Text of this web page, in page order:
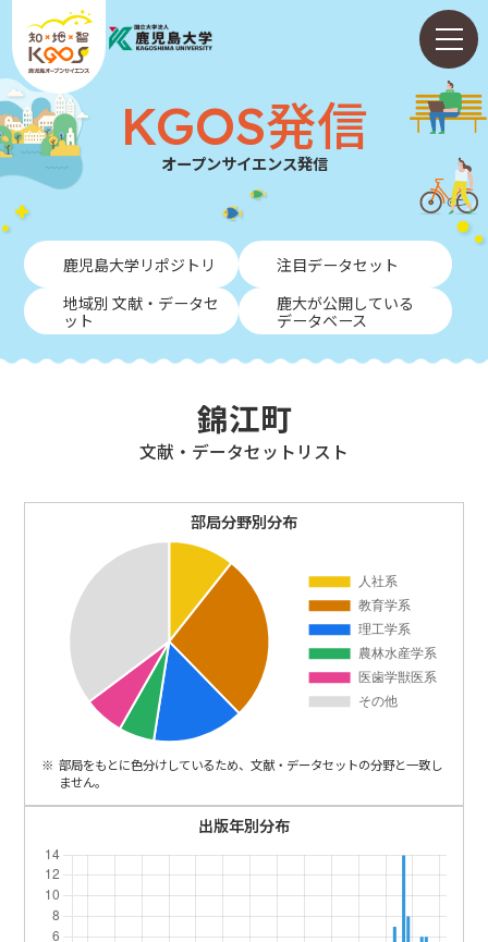
KGOS発信
オープンサイエンス発信
鹿児島大学リポジトリ
注目データセット
地域別 文献・データセ
ット
鹿大が公開している
データベース
錦江町
⽂献・データセットリスト
部局分野別分布
部局をもとに色分けしているため、文献・データセットの分野と一致し
ません。
出版年別分布
ホーム
ABOUT
KGOS発信
NEWS
ENGLISH